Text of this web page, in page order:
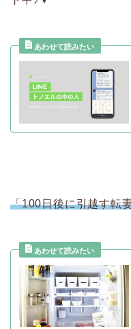
「100日後に引越す転